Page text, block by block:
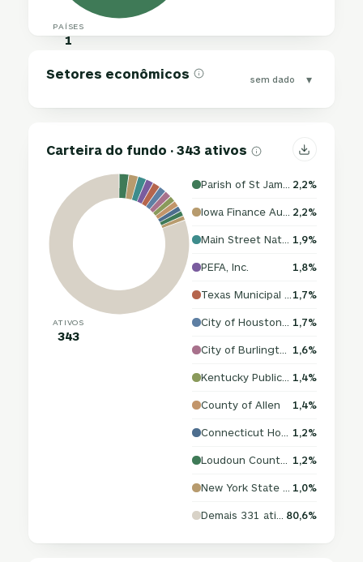
PAÍSES
1
Setores econômicos sem dado ▾
Carteira do fundo · 343 ativos
ATIVOS
343
2,2%
2,2%
1,9%
PEFA, Inc. 1,8%
1,7%
1,7%
1,6%
1,4%
County of Allen 1,4%
1,2%
1,2%
1,0%
80,6%